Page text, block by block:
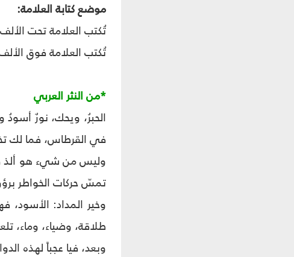
موضع كتابة العلامة:
تُكتب العلامة تحت
تُكتب العلامة فوق
*من النثر العربي
الحبرُ، ويحك، نورٌ
في القرطاس، فما لك
وليس من شيء هو ألذ
تمسّ حركات الخواطر
وخير المداد:
طلاقة، وضياء، وماء،
وبعد، فيا عجباً لهذه